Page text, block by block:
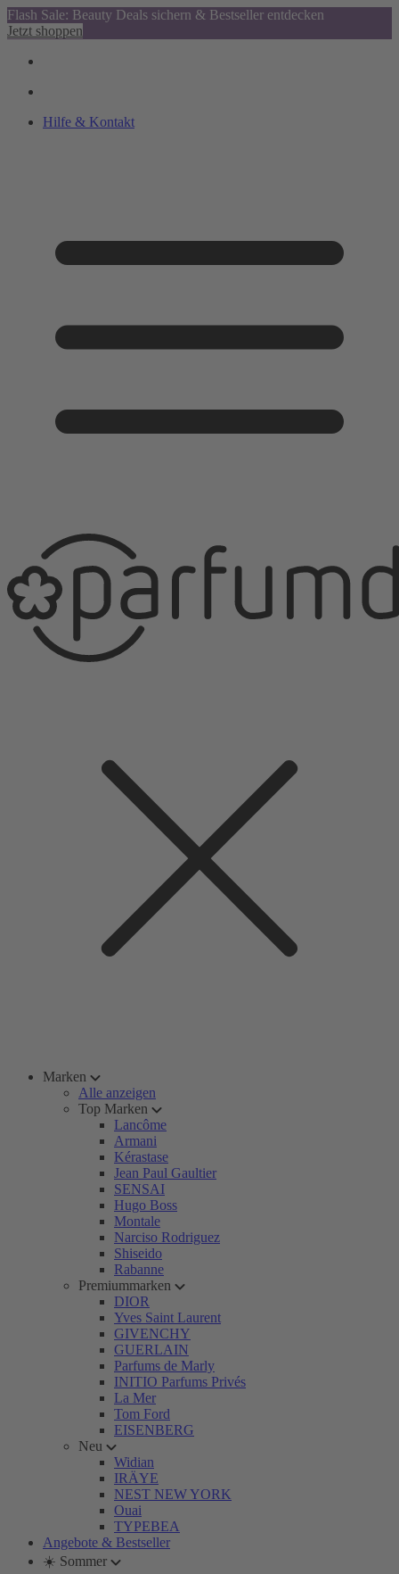
Flash Sale: Beauty Deals sichern & Bestseller entdecken
Jetzt shoppen
Hilfe & Kontakt
Marken
Alle anzeigen
Top Marken
Lancôme
Armani
Kérastase
Jean Paul Gaultier
SENSAI
Hugo Boss
Montale
Narciso Rodriguez
Shiseido
Rabanne
Premiummarken
DIOR
Yves Saint Laurent
GIVENCHY
GUERLAIN
Parfums de Marly
INITIO Parfums Privés
La Mer
Tom Ford
EISENBERG
Neu
Widian
IRÄYE
NEST NEW YORK
Ouai
TYPEBEA
Angebote & Bestseller
☀️ Sommer